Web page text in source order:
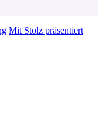
Mit Stolz präsentiert